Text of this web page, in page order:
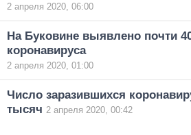
2 апреля 2020, 06:00
На Буковине выявлено почти
коронавируса
2 апреля 2020, 01:00
Число заразившихся
тысяч 2 апреля 2020, 00:42